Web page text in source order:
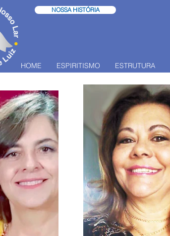
NOSSA HISTÓRIA
HOME ESPIRITISMO ESTRUTURA